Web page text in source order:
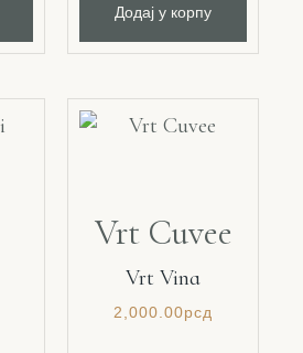
Додај у корпу
Vrt Cuvee
Vrt Vina
2,000.00рсд